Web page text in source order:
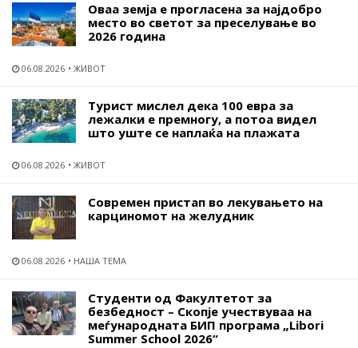
Оваа земја е прогласена за најдобро
место во светот за преселување во
2026 година
06.08.2026 ЖИВОТ
Турист мислел дека 100 евра за
лежалки е премногу, а потоа видел
што уште се наплаќа на плажата
06.08.2026 ЖИВОТ
Современ пристап во лекувањето на
карциномот на желудник
06.08.2026 НАША ТЕМА
Студенти од Факултетот за
безбедност – Скопје учествуваа на
меѓународната БИП програма „Libori
Summer School 2026“